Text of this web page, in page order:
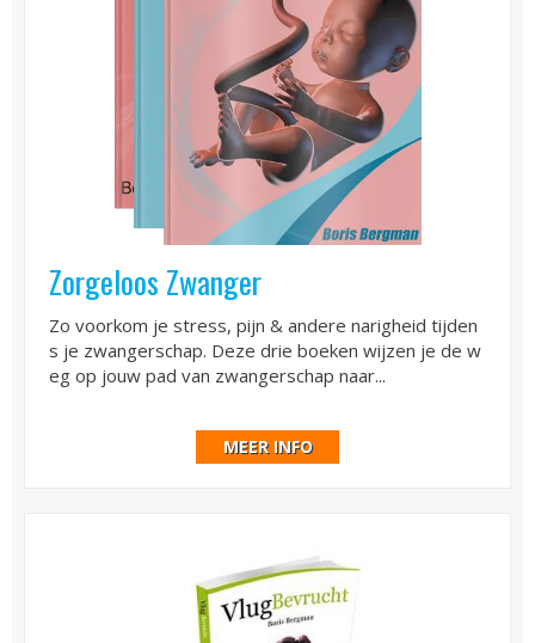
Zorgeloos Zwanger
Zo voorkom je stress, pijn & andere narigheid tijden
s je zwangerschap. Deze drie boeken wijzen je de w
eg op jouw pad van zwangerschap naar...
MEER INFO